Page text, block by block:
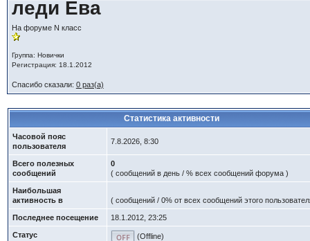
леди Ева
На форуме N класс
Группа: Новички
Регистрация: 18.1.2012
Спасибо сказали: 0 раз(а)
Статистика активности
Часовой пояс
пользователя
7.8.2026, 8:30
Всего полезных
сообщений
0
( сообщений в день / % всех сообщений форума )
Наибольшая
активность в
( сообщений / 0% от всех сообщений этого
Последнее посещение 18.1.2012, 23:25
Статус (Offline)